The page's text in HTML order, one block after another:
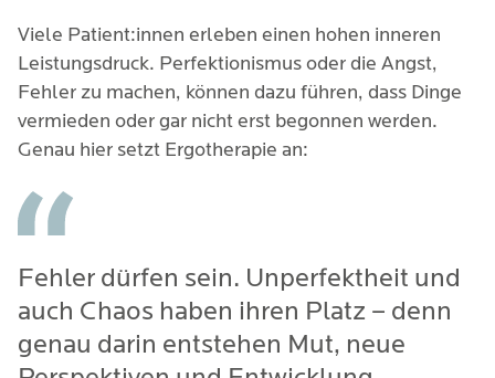
Viele Patient:innen erleben einen hohen inneren
Leistungsdruck. Perfektionismus oder die Angst,
Fehler zu machen, können dazu führen, dass Dinge
vermieden oder gar nicht erst begonnen werden.
Genau hier setzt Ergotherapie an:
Fehler dürfen sein. Unperfektheit und
auch Chaos haben ihren Platz – denn
genau darin entstehen Mut, neue